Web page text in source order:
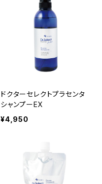
ドクターセレクトプラセンタ
シャンプーEX
¥4,950